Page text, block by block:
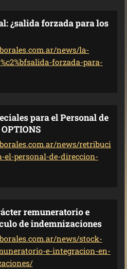
¿salida forzada para los
news/la-
forzada-para-
para el Personal de
news/retribuci
el-personal-de-direccion-
remuneratorio e
de indemnizaciones
news/stock-
e-integracion-en-